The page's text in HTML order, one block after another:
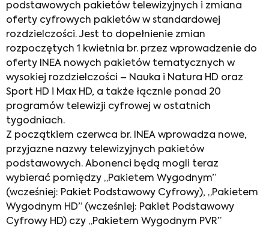
podstawowych pakietów telewizyjnych i zmiana
oferty cyfrowych pakietów w standardowej
rozdzielczości. Jest to dopełnienie zmian
rozpoczętych 1 kwietnia br. przez wprowadzenie do
oferty INEA nowych pakietów tematycznych w
wysokiej rozdzielczości – Nauka i Natura HD oraz
Sport HD i Max HD, a także łącznie ponad 20
programów telewizji cyfrowej w ostatnich
tygodniach.
Z początkiem czerwca br. INEA wprowadza nowe,
przyjazne nazwy telewizyjnych pakietów
podstawowych. Abonenci będą mogli teraz
wybierać pomiędzy „Pakietem Wygodnym”
(wcześniej: Pakiet Podstawowy Cyfrowy), „Pakietem
Wygodnym HD” (wcześniej: Pakiet Podstawowy
Cyfrowy HD) czy „Pakietem Wygodnym PVR”